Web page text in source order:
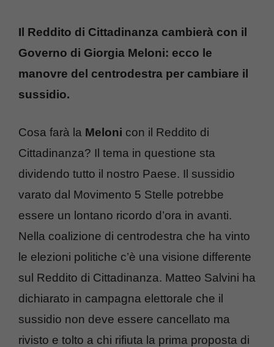
Il Reddito di Cittadinanza cambierà con il
Governo di Giorgia Meloni: ecco le
manovre del centrodestra per cambiare il
sussidio.
Cosa farà la Meloni con il Reddito di
Cittadinanza? Il tema in questione sta
dividendo tutto il nostro Paese. Il sussidio
varato dal Movimento 5 Stelle potrebbe
essere un lontano ricordo d’ora in avanti.
Nella coalizione di centrodestra che ha vinto
le elezioni politiche c’è una visione differente
sul Reddito di Cittadinanza. Matteo Salvini ha
dichiarato in campagna elettorale che il
sussidio non deve essere cancellato ma
rivisto e tolto a chi rifiuta la prima proposta di